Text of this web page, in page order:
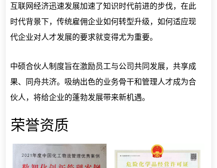
互联网经济迅速发展加速了知识时代前进的步伐，在此
时代背景下，传统雇佣企业如何转型升级，如何适应现
代企业对人才发展的要求就变得尤为重要。
中硕合伙人制度旨在激励员工与公司共同发展，共享成
果、同舟共济。吸纳出色的业务骨干和管理人才成为合
伙人，将给企业的蓬勃发展带来新机遇。
荣誉资质